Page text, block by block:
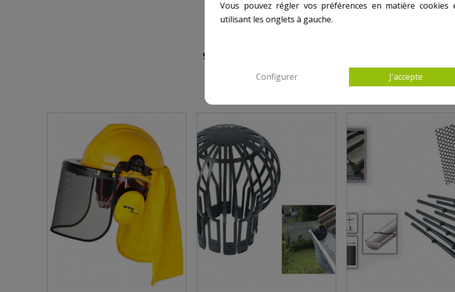
9 AUTRES PRODUITS DANS AUTRES MATÉRIELS
Vous pouvez régler vos préférences en matière cookies
utilisant les onglets à gauche.
Configurer J'accepte